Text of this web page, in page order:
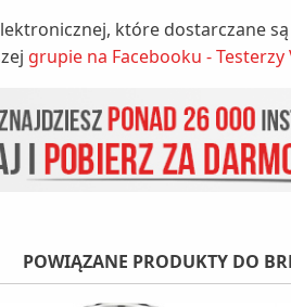
które dostarczane
grupie na Facebooku - Testerzy
POWIĄZANE PRODUKTY DO